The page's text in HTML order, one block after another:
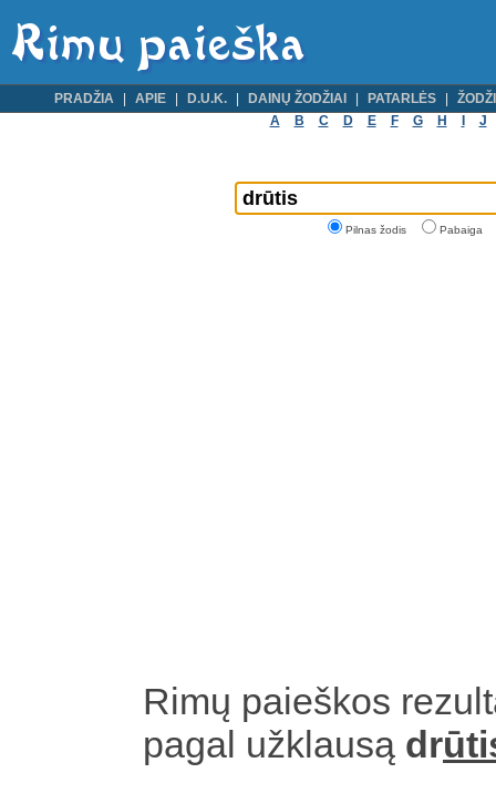
PRADŽIA APIE D.U.K. DAINŲ ŽODŽIAI PATARLĖS
A
B C D E F G H J
Pilnas žodis Pabaiga
Rimų paieškos
pagal užklausą dr